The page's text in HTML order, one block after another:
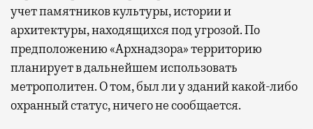
учет памятников культуры, истории и
архитектуры, находящихся под угрозой. По
предположению «Архнадзора» территорию
планирует в дальнейшем использовать
метрополитен. О том, был ли у зданий какой-либо
охранный статус, ничего не сообщается.